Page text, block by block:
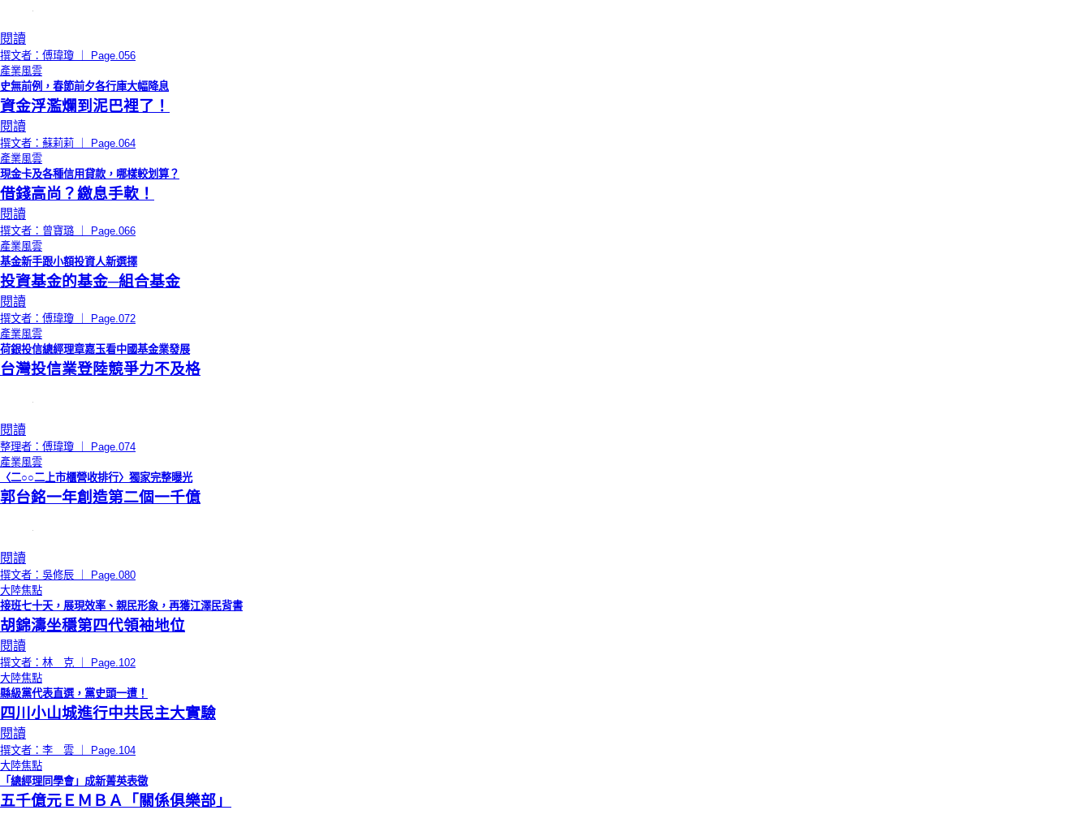
閱讀
撰文者：傅瑋瓊 ｜ Page.056
產業風雲
史無前例，春節前夕各行庫大幅降息
資金浮濫爛到泥巴裡了！
閱讀
撰文者：蘇莉莉 ｜ Page.064
產業風雲
現金卡及各種信用貸款，哪樣較划算？
借錢高尚？繳息手軟！
閱讀
撰文者：曾寶璐 ｜ Page.066
產業風雲
基金新手跟小額投資人新選擇
投資基金的基金─組合基金
閱讀
撰文者：傅瑋瓊 ｜ Page.072
產業風雲
荷銀投信總經理章嘉玉看中國基金業發展
台灣投信業登陸競爭力不及格
閱讀
整理者：傅瑋瓊 ｜ Page.074
產業風雲
〈二○○二上市櫃營收排行〉獨家完整曝光
郭台銘一年創造第二個一千億
閱讀
撰文者：吳修辰 ｜ Page.080
大陸焦點
接班七十天，展現效率、親民形象，再獲江澤民背書
胡錦濤坐穩第四代領袖地位
閱讀
撰文者：林 克 ｜ Page.102
大陸焦點
縣級黨代表直選，黨史頭一遭！
四川小山城進行中共民主大實驗
閱讀
撰文者：李 雲 ｜ Page.104
大陸焦點
「總經理同學會」成新菁英表徵
五千億元ＥＭＢＡ「關係俱樂部」